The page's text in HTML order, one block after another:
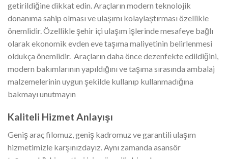
getirildiğine dikkat edin. Araçların modern teknolojik
donanıma sahip olması ve ulaşımı kolaylaştırması özellikle
önemlidir. Özellikle şehir içi ulaşım işlerinde mesafeye bağlı
olarak ekonomik evden eve taşıma maliyetinin belirlenmesi
oldukça önemlidir. Araçların daha önce dezenfekte edildiğini,
modern bakımlarının yapıldığını ve taşıma sırasında ambalaj
malzemelerinin uygun şekilde kullanıp kullanmadığına
bakmayı unutmayın
Kaliteli Hizmet Anlayışı
Geniş araç filomuz, geniş kadromuz ve garantili ulaşım
hizmetimizle karşınızdayız. Aynı zamanda asansör